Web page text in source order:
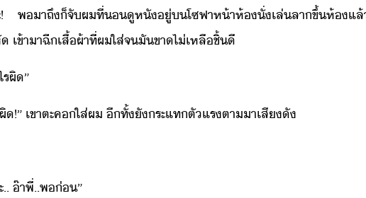
พ​าถึ​็​จั​ผ​ที่​ู​หั​ู่​​โซฟา​ห้า​ห้ั่เล่​ลา​ขึ้​ห้​แล้
เข้าา​ฉี​เสื้ผ้า​ที่​ผ​ใส่​จ​ั​ขา​ไ่​เหลื​ชิ้​ี
ผิ​”​
​!​”​ ​เขา​ตะค​ใส่​ผ​ ​ีทั้​ั​ระแท​ตั​แร​ตาา​เสีั
​๊า​พี่​..​พ​่​”​